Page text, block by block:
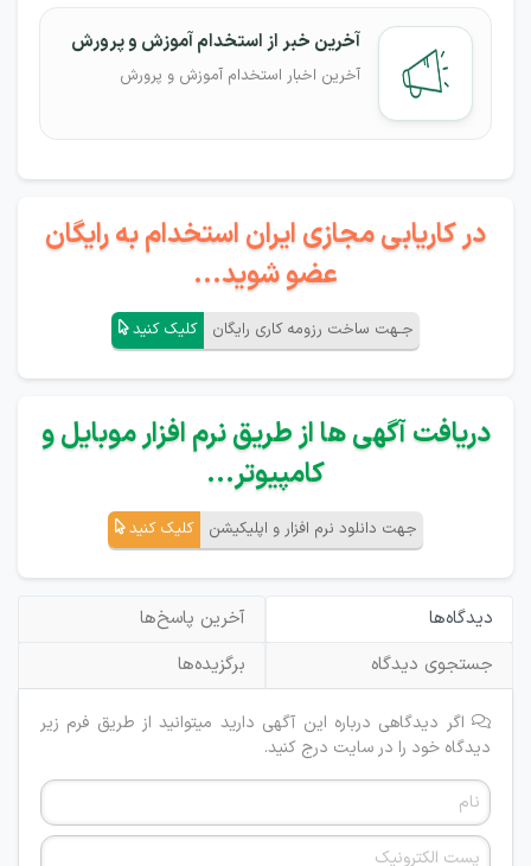
آخرین خبر از استخدام آموزش و پرورش
آخرین اخبار استخدام آموزش و پرورش
در کاریابی مجازی ایران استخدام به رایگان
عضو شوید...
جـهت ساخت رزومه کاری رایگان کلیک کنید
دریافت آگهی ها از طریق نرم افزار موبایل و
کامپیوتر...
جهت دانلود نرم افزار و اپلیکیشن کلیک کنید
دیدگاه‌ها
آخرین پاسخ‌ها
جستجوی دیدگاه
برگزیده‌ها
اگر دیدگاهی درباره این آگهی دارید میتوانید از طریق فرم زیر
دیدگاه خود را در سایت درج کنید.